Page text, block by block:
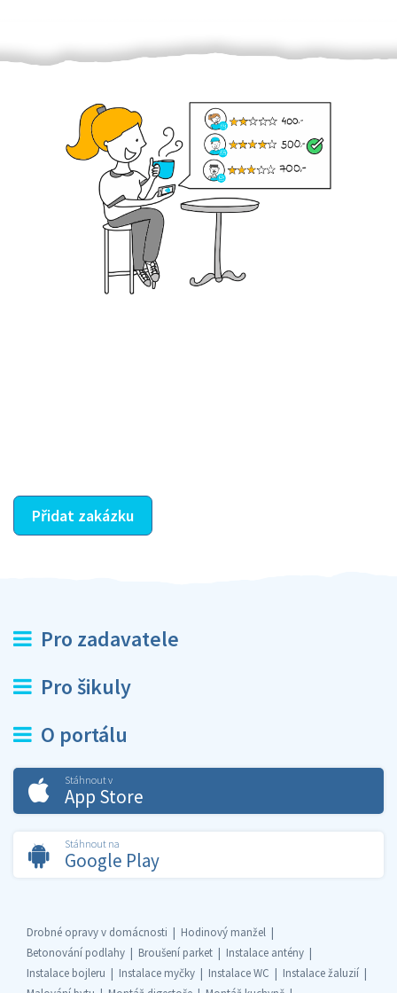
Přidat zakázku
Pro zadavatele
Pro šikuly
O portálu
Stáhnout v
App Store
Stáhnout na
Google Play
Drobné opravy v domácnosti
Hodinový manžel
Betonování podlahy
Broušení parket
Instalace antény
Instalace bojleru
Instalace myčky Instalace WC
Instalace žaluzií